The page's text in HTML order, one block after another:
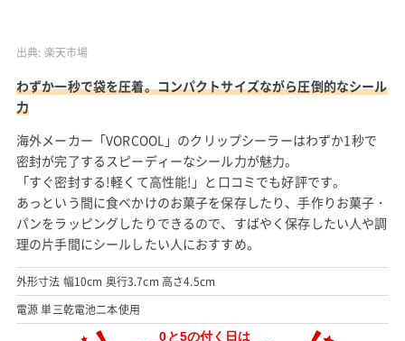
出典: 楽天市場
わずか一秒で袋を圧着。コンパクトサイズながら圧倒的なシール
力
海外メーカー「VORCOOL」のクリップシーラーはわずか1秒で
密封が完了するスピーディーなシール力が魅力。
「すぐ密封する!軽くて高性能!」と口コミでも好評です。
あっという間に食べかけのお菓子を保存したり、手作りお菓子・
パンをラッピングしたりできるので、すばやく保存したい人や調
理の片手間にシールしたい人におすすめ。
外形寸法 幅10cm 奥行3.7cm 高さ4.5cm
電源 単三乾電池二本使用